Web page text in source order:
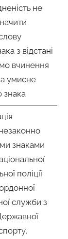
не
з відстані
вчинення
умисне
знака
знаками
поліції
служби з